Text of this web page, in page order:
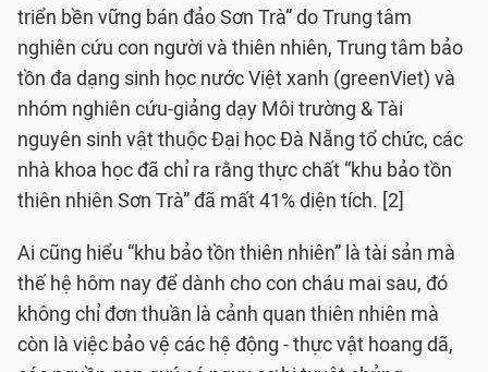
triển bền vững bán đảo Sơn Trà” do Trung tâm
nghiên cứu con người và thiên nhiên, Trung tâm bảo
tồn đa dạng sinh học nước Việt xanh (greenViet) và
nhóm nghiên cứu-giảng dạy Môi trường & Tài
nguyên sinh vật thuộc Đại học Đà Nẵng tổ chức, các
nhà khoa học đã chỉ ra rằng thực chất “khu bảo tồn
thiên nhiên Sơn Trà” đã mất 41% diện tích. [2]
Ai cũng hiểu “khu bảo tồn thiên nhiên” là tài sản mà
thế hệ hôm nay để dành cho con cháu mai sau, đó
không chỉ đơn thuần là cảnh quan thiên nhiên mà
còn là việc bảo vệ các hệ động - thực vật hoang dã,